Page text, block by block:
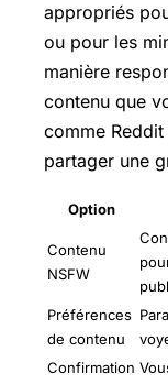
appropriés
ou pour les
manière
contenu que
comme
partager une
Option
Contenu
NSFW
Préférences
de contenu
Confirmation